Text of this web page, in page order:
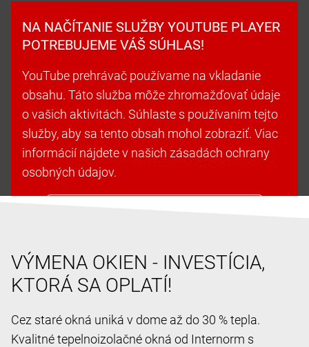
NA NAČÍTANIE SLUŽBY YOUTUBE PLAYER
POTREBUJEME VÁŠ SÚHLAS!
YouTube prehrávač používame na vkladanie
obsahu. Táto služba môže zhromažďovať údaje
o vašich aktivitách. Súhlaste s používaním tejto
služby, aby sa tento obsah mohol zobraziť. Viac
informácií nájdete v našich zásadách ochrany
osobných údajov.
VÝMENA OKIEN - INVESTÍCIA,
KTORÁ SA OPLATÍ!
Cez staré okná uniká v dome až do 30 % tepla.
Kvalitné tepelnoizolačné okná od Internorm s